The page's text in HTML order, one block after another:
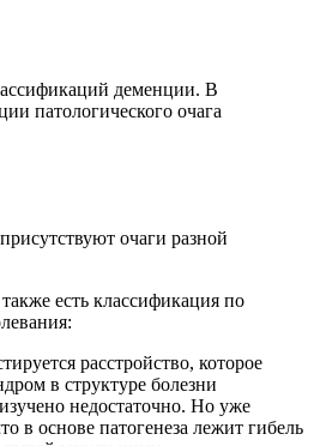
деменции. В
патологического очага
очаги разной
есть классификация по
расстройство, которое
в структуре болезни
недостаточно. Но уже
в основе патогенеза лежит гибель